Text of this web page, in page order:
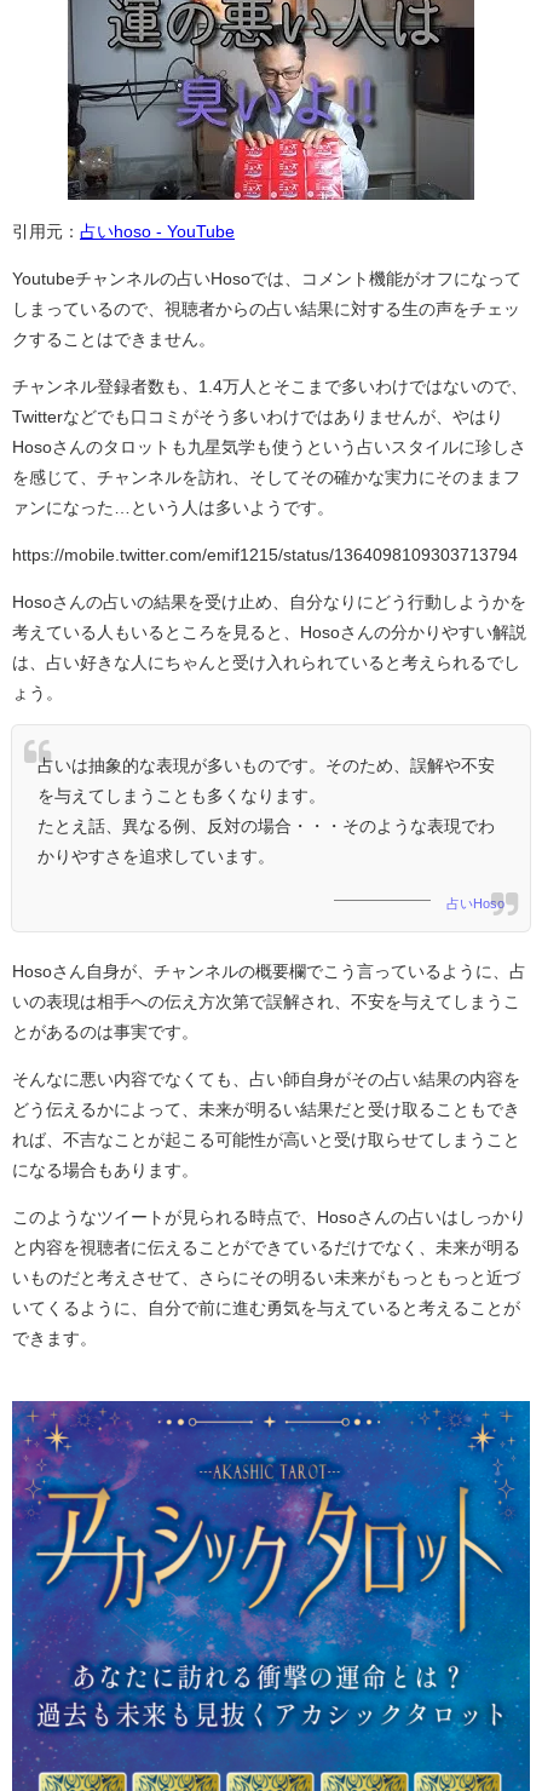
引用元： 占いhoso - YouTube
Youtubeチャンネルの占いHosoでは、コメント機能がオフになって
しまっているので、視聴者からの占い結果に対する生の声をチェッ
クすることはできません。
チャンネル登録者数も、1.4万人とそこまで多いわけではないので、
Twitterなどでも口コミがそう多いわけではありませんが、やはり
Hosoさんのタロットも九星気学も使うという占いスタイルに珍しさ
を感じて、チャンネルを訪れ、そしてその確かな実力にそのままフ
ァンになった…という人は多いようです。
https://mobile.twitter.com/emif1215/status/1364098109303713794
Hosoさんの占いの結果を受け止め、自分なりにどう行動しようかを
考えている人もいるところを見ると、Hosoさんの分かりやすい解説
は、占い好きな人にちゃんと受け入れられていると考えられるでし
ょう。
占いは抽象的な表現が多いものです。そのため、誤解や不安
を与えてしまうことも多くなります。
たとえ話、異なる例、反対の場合・・・そのような表現でわ
かりやすさを追求しています。
占いHoso
Hosoさん自身が、チャンネルの概要欄でこう言っているように、占
いの表現は相手への伝え方次第で誤解され、不安を与えてしまうこ
とがあるのは事実です。
そんなに悪い内容でなくても、占い師自身がその占い結果の内容を
どう伝えるかによって、未来が明るい結果だと受け取ることもでき
れば、不吉なことが起こる可能性が高いと受け取らせてしまうこと
になる場合もあります。
このようなツイートが見られる時点で、Hosoさんの占いはしっかり
と内容を視聴者に伝えることができているだけでなく、未来が明る
いものだと考えさせて、さらにその明るい未来がもっともっと近づ
いてくるように、自分で前に進む勇気を与えていると考えることが
できます。